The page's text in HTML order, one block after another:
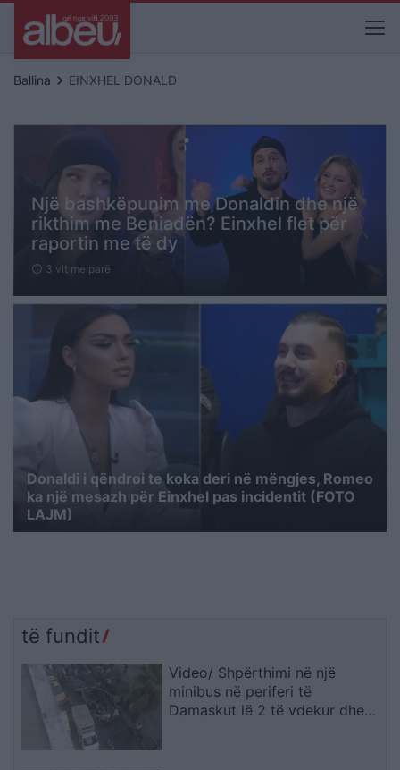
Ballina keyboard_arrow_right EINXHEL DONALD
Një bashkëpunim me Donaldin dhe një
rikthim me Beniadën? Einxhel flet për
raportin me të dy
schedule 3 vit me parë
Donaldi i qëndroi te koka deri në mëngjes, Romeo
ka një mesazh për Einxhel pas incidentit (FOTO
LAJM)
të fundit
Video/ Shpërthimi në një
minibus në periferi të
Damaskut lë 2 të vdekur dhe